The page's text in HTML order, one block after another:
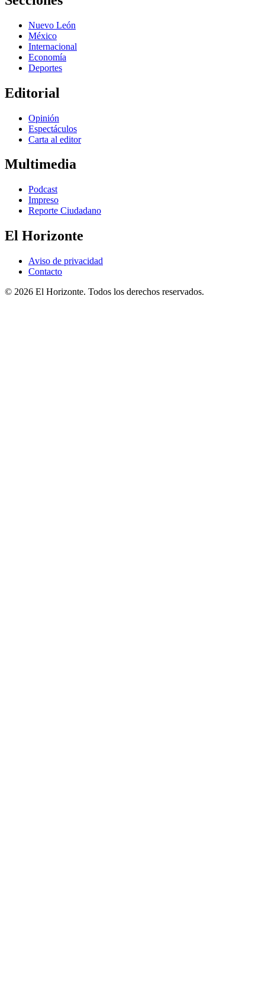
Nuevo León
México
Internacional
Economía
Deportes
Editorial
Opinión
Espectáculos
Carta al editor
Multimedia
Podcast
Impreso
Reporte Ciudadano
El Horizonte
Aviso de privacidad
Contacto
© 2026 El Horizonte. Todos los derechos reservados.